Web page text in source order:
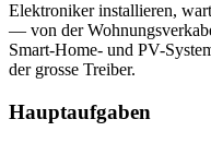
Elektroniker installieren,
— von der
Smart-Home- und PV-
der grosse Treiber.
Hauptaufgaben